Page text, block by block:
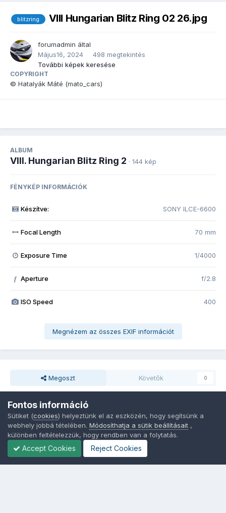
blitzring VIII Hungarian Blitz Ring 02 26.jpg
forumadmin által
Május16, 2024
498 megtekintés
További képek keresése
COPYRIGHT
© Hatalyák Máté (mato_cars)
ALBUM
VIII. Hungarian Blitz Ring 2 · 144 kép
FÉNYKÉP INFORMÁCIÓK
Készítve: SONY ILCE-6600
Focal Length 70 mm
Exposure Time 1/4000
f Aperture f/2.8
ISO Speed 400
Megnézem az összes EXIF információt
Megoszt Követők 0
Nincsenek hozzászólások
Fontos információ
Sütiket (cookies) helyeztünk el az eszközén, hogy segítsünk a
webhely jobbá tételében. Módosíthatja a sütik beállításait ,
különben feltételezzük, hogy rendben van a folytatás.
Accept Cookies Reject Cookies